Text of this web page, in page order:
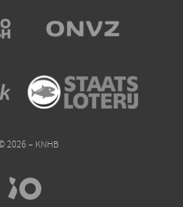
2026 – KNHB